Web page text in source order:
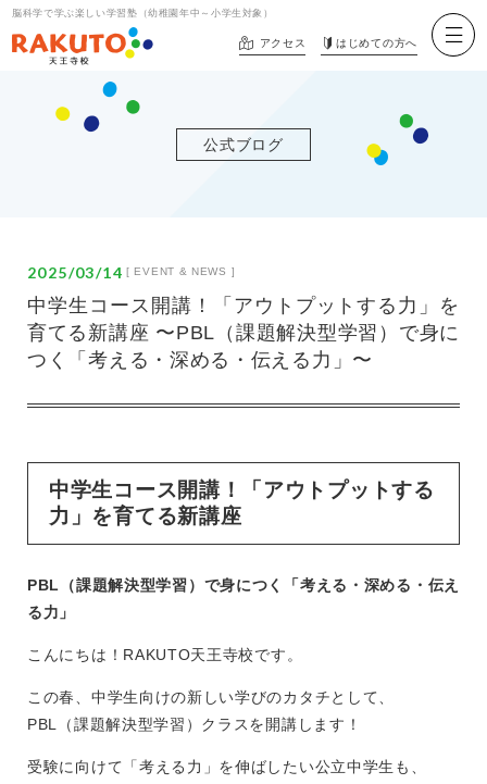
脳科学で学ぶ楽しい学習塾（幼稚園年中～小学生対象）
アクセス はじめての方へ
はじめての方へ
年長～小3【HOPクラス】
小3～小5【STEPクラス】
小5～小6【JUMPクラス】
公式ブログ
採用情報
公式ブログ
中学生コース開講！「アウトプットする力」を
育てる新講座 〜PBL（課題解決型学習）で身に
つく「考える・深める・伝える力」〜
2025/03/14 [ EVENT & NEWS ]
中学生コース開講！「アウトプットする
力」を育てる新講座
PBL（課題解決型学習）で身につく「考える・深める・伝え
る力」
こんにちは！RAKUTO天王寺校です。
この春、中学生向けの新しい学びのカタチとして、
PBL（課題解決型学習）クラスを開講します！
受験に向けて「考える力」を伸ばしたい公立中学生も、